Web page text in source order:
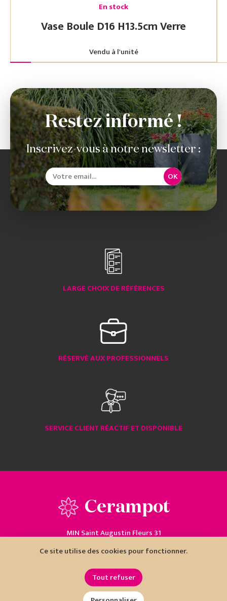
En stock
Vase Boule D16 H13.5cm Verre
Vendu à l'unité
Restez informé !
Inscrivez-vous à notre newsletter :
OK
LARGE CHOIX DE RÉFÉRENCES
RÉSERVÉ AUX PROFESSIONNELS
SERVICE CLIENT RÉACTIF ET DISPONIBLE
Cerampot
MIN Saint Augustin Fleurs 31
04 93 18 80 10
Ce site utilise des cookies pour fonctionner.
Tout refuser